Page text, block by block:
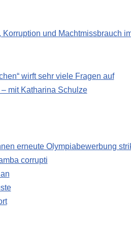
und Machtmissbrauch
wirft sehr viele Fragen auf
mit Katharina Schulze
erneute Olympiabewerbung
corrupti